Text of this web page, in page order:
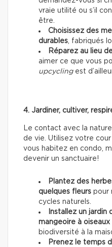
vraie utilité ou s’il
être.
Choisissez des
durables , fabriqués
Réparez au lieu
aimer ce que vous
upcyclingest
4. Jardiner, cultiver,
Le contact avec la
de vie. Utilisez votre
vous habitez en condo,
devenir un sanctuaire!
Plantez des
quelques fleurs pour
cycles naturels.
Installez un jardin
mangeoire à oiseaux
biodiversité à la
Prenez le temps